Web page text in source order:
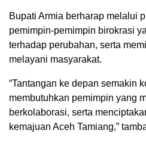
Bupati Armia berharap melalui
pemimpin-pemimpin birokrasi
terhadap perubahan, serta
melayani masyarakat.
“Tantangan ke depan semakin
membutuhkan pemimpin yang
berkolaborasi, serta
kemajuan Aceh Tamiang,”